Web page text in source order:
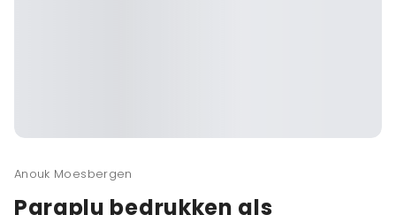
Anouk Moesbergen
Paraplu bedrukken als